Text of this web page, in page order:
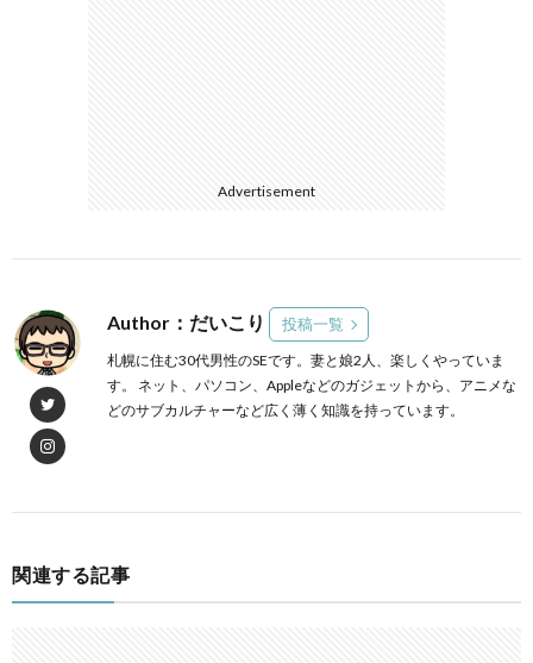
Advertisement
Author：だいこり 投稿一覧
札幌に住む30代男性のSEです。妻と娘2人、楽しくやっていま
す。 ネット、パソコン、Appleなどのガジェットから、アニメな
どのサブカルチャーなど広く薄く知識を持っています。
関連する記事